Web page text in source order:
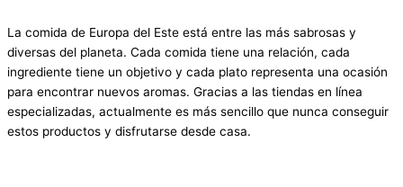
La comida de Europa del Este está entre las más sabrosas y
diversas del planeta. Cada comida tiene una relación, cada
ingrediente tiene un objetivo y cada plato representa una ocasión
para encontrar nuevos aromas. Gracias a las tiendas en línea
especializadas, actualmente es más sencillo que nunca conseguir
estos productos y disfrutarse desde casa.